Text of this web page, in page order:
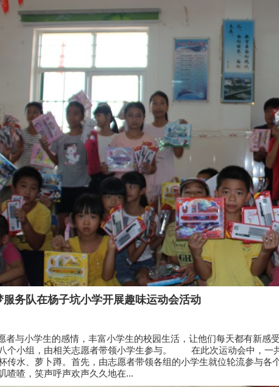
务队在杨子坑小学开展趣味运动会活动
与小学生的感情，丰富小学生的校园生活，让他们每天都有新感
个小组，由相关志愿者带领小学生参与。 在此次运动会中，一
传水、萝卜蹲。首先，由志愿者带领各组的小学生就位轮流参与
喳喳，笑声呼声欢声久久地在...